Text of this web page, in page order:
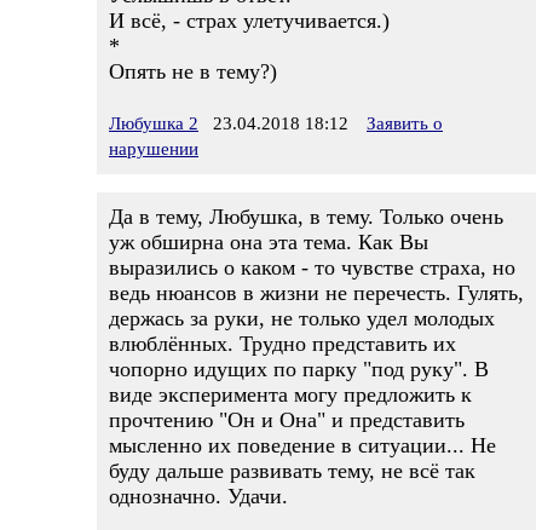
И всё, - страх улетучивается.)
*
Опять не в тему?)
Любушка 2 23.04.2018 18:12
Заявить о
нарушении
Да в тему, Любушка, в тему. Только очень
уж обширна она эта тема. Как Вы
выразились о каком - то чувстве страха, но
ведь нюансов в жизни не перечесть. Гулять,
держась за руки, не только удел молодых
влюблённых. Трудно представить их
чопорно идущих по парку "под руку". В
виде эксперимента могу предложить к
прочтению "Он и Она" и представить
мысленно их поведение в ситуации... Не
буду дальше развивать тему, не всё так
однозначно. Удачи.